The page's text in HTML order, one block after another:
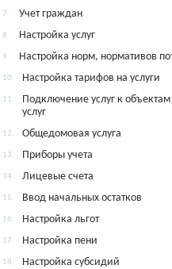
7. Учет граждан
8. Настройка услуг
9. Настройка норм, нормативов
10. Настройка тарифов на услуги
11.
Подключение услуг к
услуг
12. Общедомовая услуга
13. Приборы учета
14. Лицевые счета
15. Ввод начальных остатков
16. Настройка льгот
17. Настройка пени
18. Настройка субсидий